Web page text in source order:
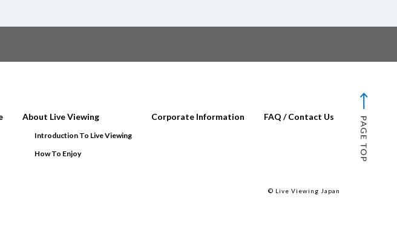
About Live Viewing
Introduction To Live Viewing
How To Enjoy
Corporate Information FAQ / Contact Us
© Live Viewing Japan